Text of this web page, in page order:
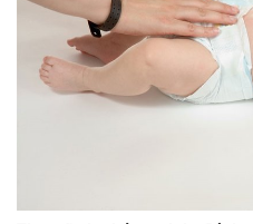
Thiết kế sản phẩm với 4 tư
phát triển của trẻ
Tư thế đeo phía trước quay
còn nhỏ. Với tư thế này, bố mẹ